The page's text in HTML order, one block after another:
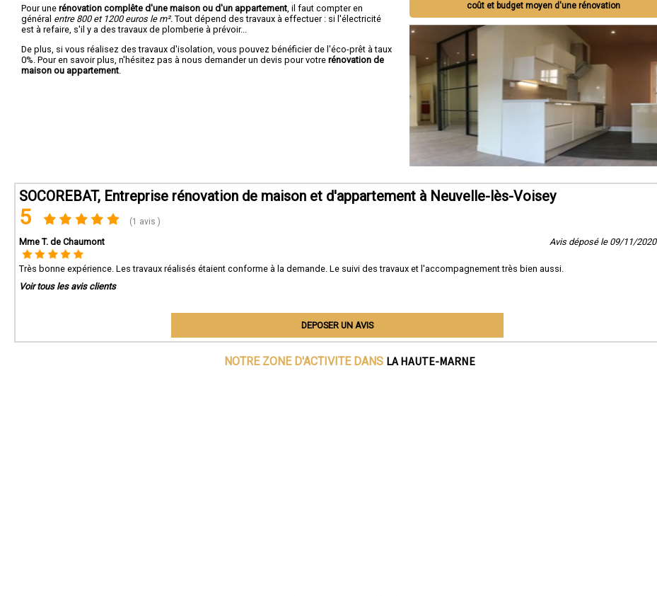
coût et budget moyen d'une rénovation
Pour une rénovation complête d'une maison ou d'un appartement , il faut compter en
général entre 800 et 1200 euros le m². Tout dépend des travaux à effectuer : si l'électricité
est à refaire, s'il y a des travaux de plomberie à prévoir...
De plus, si vous réalisez des travaux d'isolation, vous pouvez bénéficier de l'éco-prêt à taux
0%. Pour en savoir plus, n'hésitez pas à nous demander un devis pour votre rénovation de
maison ou appartement
SOCOREBAT, Entreprise rénovation de maison et d'appartement à Neuvelle-lès-Voisey
5 (1 avis )
Mme T. de Chaumont Avis déposé le 09/11/2020
Très bonne expérience. Les travaux réalisés étaient conforme à la demande. Le suivi des travaux et l'accompagnement très bien aussi.
Voir tous les avis clients
DEPOSER UN AVIS
NOTRE ZONE D'ACTIVITE DANS LA HAUTE-MARNE